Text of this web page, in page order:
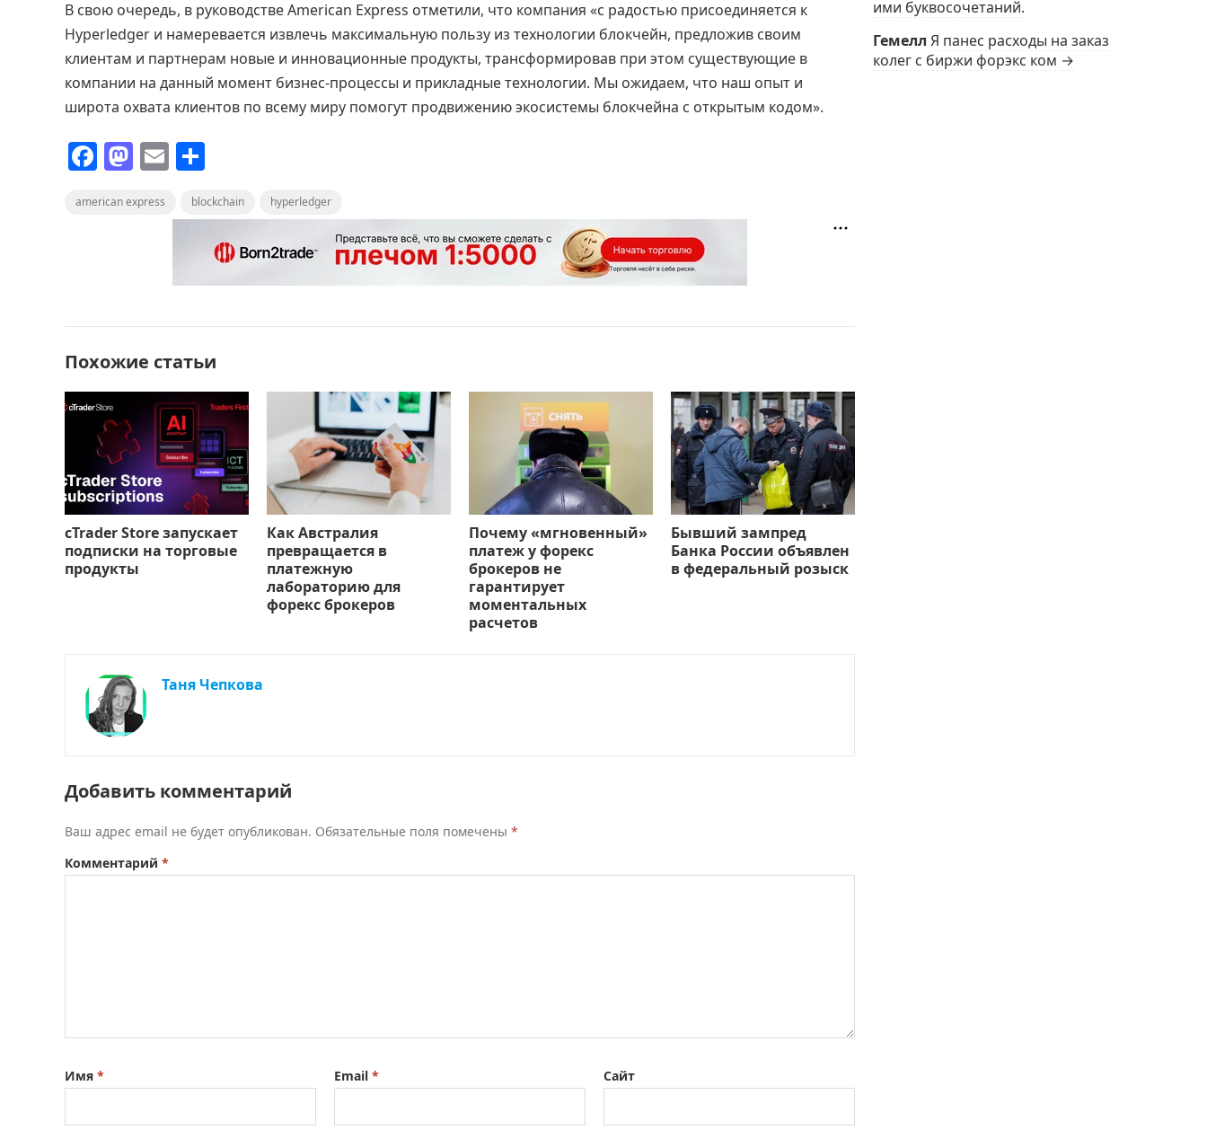
В свою очередь, в руководстве American Express отметили, что компания «с радостью присоединяется к
Hyperledger и намеревается извлечь максимальную пользу из технологии блокчейн, предложив своим
клиентам и партнерам новые и инновационные продукты, трансформировав при этом существующие в
компании на данный момент бизнес-процессы и прикладные технологии. Мы ожидаем, что наш опыт и
широта охвата клиентов по всему миру помогут продвижению экосистемы блокчейна с открытым кодом».
F
c
k
M
st
E
ai п
р
а
т
ь
american express blockchain hyperledger
Похожие статьи
cTrader Store запускает
подписки на торговые
продукты
Как Австралия
превращается в
платежную
лабораторию для
форекс брокеров
Почему «мгновенный»
платеж у форекс
брокеров не
гарантирует
моментальных
расчетов
Бывший зампред
Банка России объявлен
в федеральный розыск
Таня Чепкова
Добавить комментарий
Ваш адрес email не будет опубликован. Обязательные поля помечены *
Комментарий *
Имя * Email * Сайт
ими буквосочетаний.
Гемелл Я панес расходы на заказ
колег с биржи форэкс ком →